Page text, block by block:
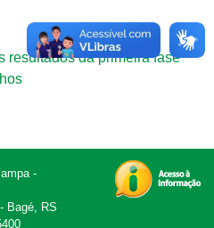
resultados da primeira fase
-
Bagé, RS